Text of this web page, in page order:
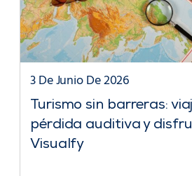
Turismo sin barreras:
pérdida auditiva y
Visualfy
3 De Junio De 2026